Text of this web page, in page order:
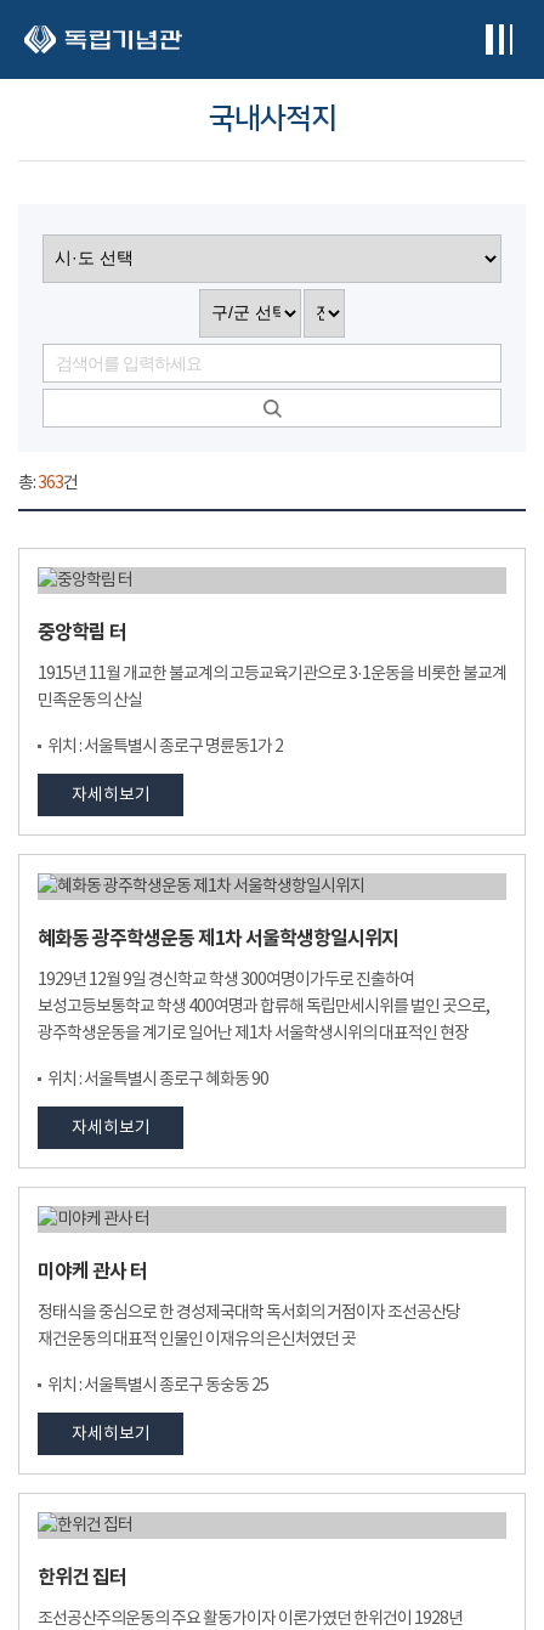
국내사적지
총:363건
중앙학림 터
1915년 11월 개교한 불교계의 고등교육기관으로 3·1운동을 비롯한 불교계
민족운동의 산실
위치 : 서울특별시 종로구 명륜동1가 2
자세히보기
혜화동 광주학생운동 제1차 서울학생항일시위지
1929년 12월 9일 경신학교 학생 300여명이가두로 진출하여
보성고등보통학교 학생 400여명과 합류해 독립만세시위를 벌인 곳으로,
광주학생운동을 계기로 일어난 제1차 서울학생시위의 대표적인 현장
위치 : 서울특별시 종로구 혜화동 90
자세히보기
미야케 관사 터
정태식을 중심으로 한 경성제국대학 독서회의 거점이자 조선공산당
재건운동의 대표적 인물인 이재유의 은신처였던 곳
위치 : 서울특별시 종로구 동숭동 25
자세히보기
한위건 집터
조선공산주의운동의 주요 활동가이자 이론가였던 한위건이 1928년